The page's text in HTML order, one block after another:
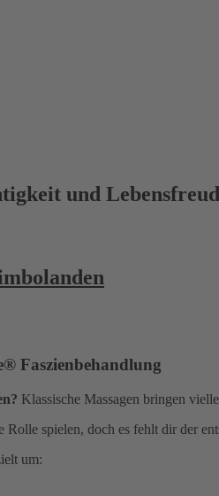
und
Faszienbehandlung
Klassische Massagen bringen
Rolle spielen, doch es fehlt dir der
um: